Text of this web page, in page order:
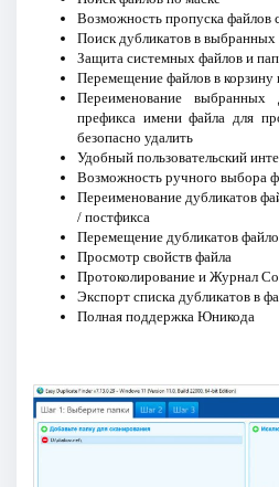
Возможность пропуска файлов
Поиск дубликатов в выбранных
Защита системных файлов и
Перемещение файлов в корзину
Переименование выбранных
префикса имени файла для
безопасно удалить
Удобный пользовательский
Возможность ручного выбора
Переименование дубликатов
/ постфикса
Перемещение дубликатов
Просмотр свойств файла
Протоколирование и Журнал
Экспорт списка дубликатов в
Полная поддержка Юникода